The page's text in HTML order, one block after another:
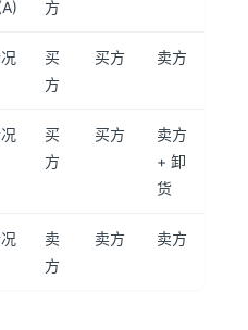
方
买
方
买方 卖方
买
方
买方
卖方
+ 卸
货
卖
方
卖方 卖方